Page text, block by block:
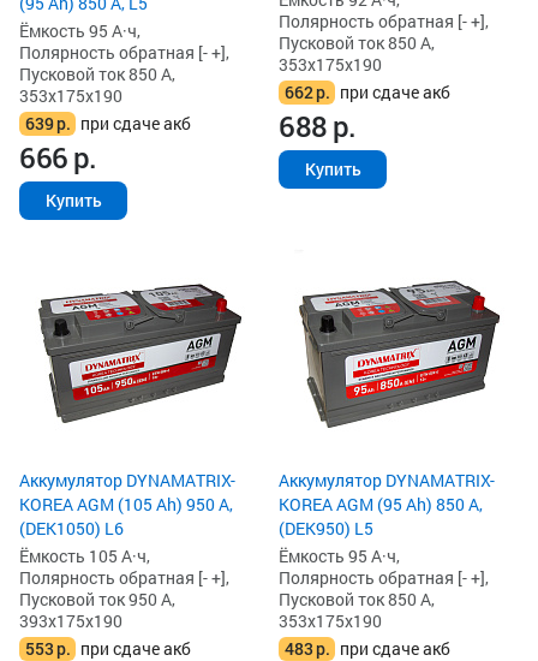
Ёмкость 95 А·ч,
Полярность обратная [- +],
Пусковой ток 850 А,
353x175x190
639р. при сдаче акб
666р.
Купить
Полярность обратная [- +],
Пусковой ток 850 А,
353x175x190
662р. при сдаче акб
688р.
Купить
Аккумулятор DYNAMATRIX-
KOREA AGM (105 Ah) 950 А,
(DEK1050) L6
Ёмкость 105 А·ч,
Полярность обратная [- +],
Пусковой ток 950 А,
393x175x190
553р. при сдаче акб
Аккумулятор DYNAMATRIX-
KOREA AGM (95 Ah) 850 А,
(DEK950) L5
Ёмкость 95 А·ч,
Полярность обратная [- +],
Пусковой ток 850 А,
353x175x190
483р. при сдаче акб